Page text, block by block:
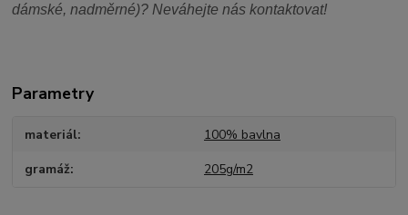
dámské, nadměrné)? Neváhejte nás kontaktovat!
Parametry
materiál 100% bavlna
gramáž 205g/m2